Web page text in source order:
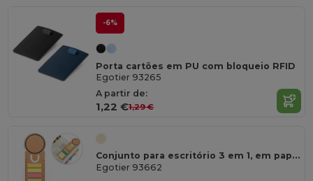
-6%
Porta cartões em PU com bloqueio RFID
Egotier 93265
A partir de:
1,22 €1,29 €
Conjunto para escritório 3 em 1, em papel 100% reciclado, com parte superior em formato redondo com impressão preta à volta
Egotier 93662